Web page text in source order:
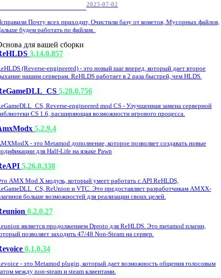
2025-07-02
Почту всех приходит, Очистили базу от кометов, Мусорных файлов,
будем работать по файлам.
для вашей сборки
3.14.0.857
(Reverse-engineered) - это новый шаг вперед, который дает второе
нашим серверам. ReHLDS работает в 2 раза быстрей, чем HLDS.
5.28.0.756
Reverse-engineered mod CS - Улучшенная замена серверной
CS 1.6, расширяющая возможности игрового процесса.
5.2.9.4
- это Metamod дополнение, которое позволяет создавать новые
для Half-Life на языке Pawn
5.26.0.338
AMX Mod X модуль, который умеет работать с API ReHLDS,
ReUnion и VTC. Это предоставляет разработчикам AMXX-
больше возможностей для реализации своих целей.
0.2.0.27
является продолжением Dproto для ReHLDS. Это metamod плагин,
позволяет заходить 47/48 Non-Steam на сервер.
0.1.0.34
- это Metamod plugin, который дает возможность общения голосовым
между non-steam и steam клиентами.